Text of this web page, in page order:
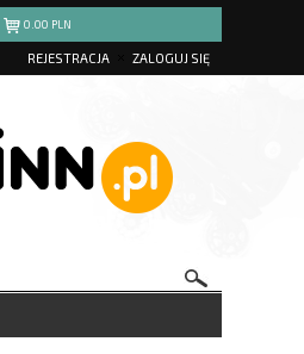
0.00 PLN
REJESTRACJA ZALOGUJ SIĘ